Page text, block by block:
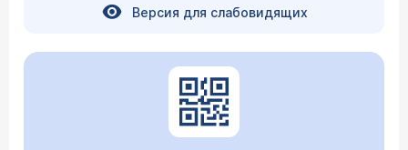
Версия для слабовидящих